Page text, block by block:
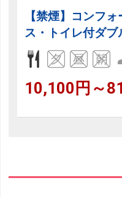
【禁煙】コンフ
ス・トイレ付ダブ
10,100円～